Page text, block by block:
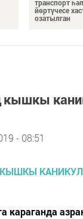
транспорт
йөртүчесе
озатылган
- 08:51
караганда